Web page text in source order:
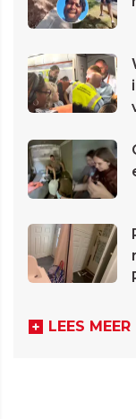
LEES MEER